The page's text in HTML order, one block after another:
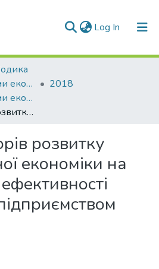
Log In (current)
Актуальні проблеми економіки та управління
2018
Актуальні проблеми економіки та управління: збірник наукових праць молодих вчених, Вип. 12
Вплив факторів розвитку інформаційної економіки на підвищення ефективності управління підприємством
розвитку
економіки на